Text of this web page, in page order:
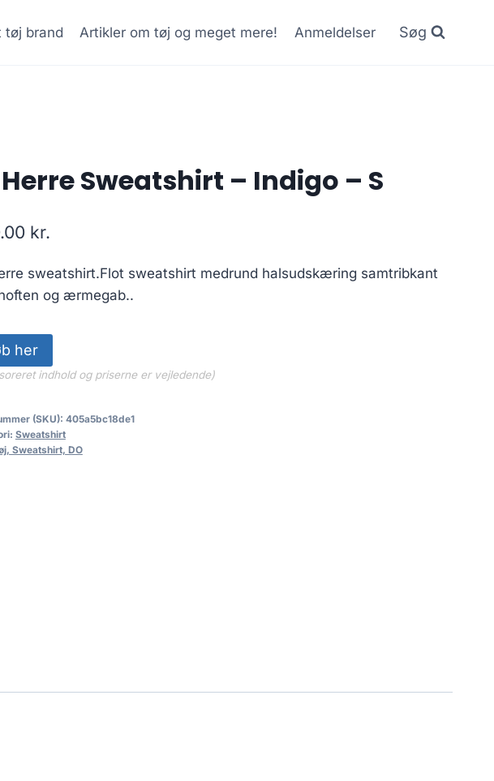
tøj brand Artikler om tøj og meget mere! Anmeldelser Søg
Herre Sweatshirt – Indigo – S
kr.
sweatshirt.Flot sweatshirt medrund halsudskæring samtribkant
og ærmegab..
her
indhold og priserne er vejledende)
(SKU): 405a5bc18de1
Sweatshirt
Sweatshirt, DO